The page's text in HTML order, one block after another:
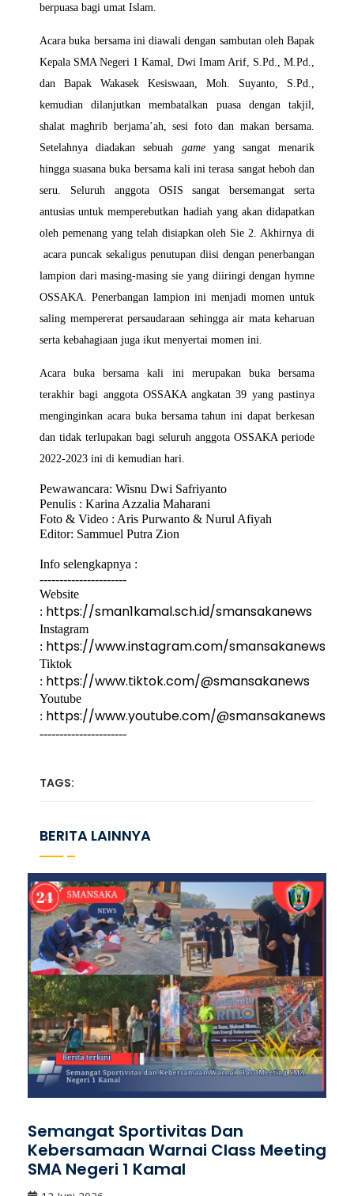
berpuasa bagi umat Islam.
Acara buka bersama ini diawali dengan sambutan oleh Bapak
Kepala SMA Negeri 1 Kamal, Dwi Imam Arif, S.Pd., M.Pd.,
dan Bapak Wakasek Kesiswaan, Moh. Suyanto, S.Pd.,
kemudian dilanjutkan membatalkan puasa dengan takjil,
shalat maghrib berjama’ah, sesi foto dan makan bersama.
Setelahnya diadakan sebuah gameyang sangat menarik
hingga suasana buka bersama kali ini terasa sangat heboh dan
seru. Seluruh anggota OSIS sangat bersemangat serta
antusias untuk memperebutkan hadiah yang akan didapatkan
oleh pemenang yang telah disiapkan oleh Sie 2. Akhirnya di
acara puncak sekaligus penutupan diisi dengan penerbangan
lampion dari masing-masing sie yang diiringi dengan hymne
OSSAKA. Penerbangan lampion ini menjadi momen untuk
saling mempererat persaudaraan sehingga air mata keharuan
serta kebahagiaan juga ikut menyertai momen ini.
Acara buka bersama kali ini merupakan buka bersama
terakhir bagi anggota OSSAKA angkatan 39 yang pastinya
menginginkan acara buka bersama tahun ini dapat berkesan
dan tidak terlupakan bagi seluruh anggota OSSAKA periode
2022-2023 ini di kemudian hari.
Pewawancara: Wisnu Dwi Safriyanto
Penulis : Karina Azzalia Maharani
Foto & Video : Aris Purwanto & Nurul Afiyah
Editor: Sammuel Putra Zion
Info selengkapnya :
----------------------
Website
: https://sman1kamal.sch.id/smansakanews
Instagram
: https://www.instagram.com/smansakanews
Tiktok
: https://www.tiktok.com/@smansakanews
Youtube
: https://www.youtube.com/@smansakanews
----------------------
TAGS:
BERITA LAINNYA
Semangat Sportivitas Dan
Kebersamaan Warnai Class Meeting
SMA Negeri 1 Kamal